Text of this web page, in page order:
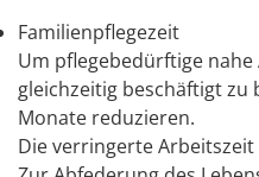
Familienpflegezeit
Um pflegebedürftige
gleichzeitig beschäftigt zu
Monate reduzieren.
Die verringerte